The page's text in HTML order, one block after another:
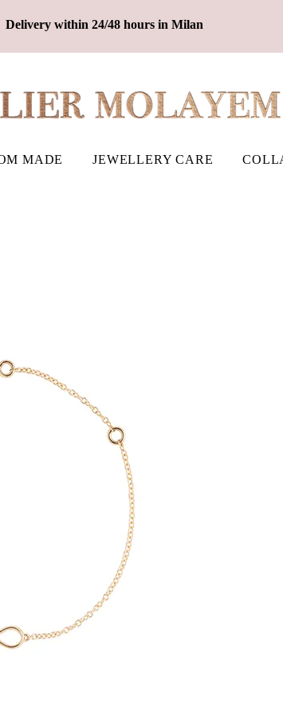
Delivery within 24/48 hours in Milan
MADE JEWELLERY CARE